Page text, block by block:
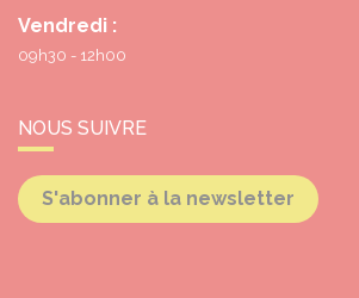
Vendredi :
09h30 - 12h00
NOUS SUIVRE
S'abonner à la newsletter